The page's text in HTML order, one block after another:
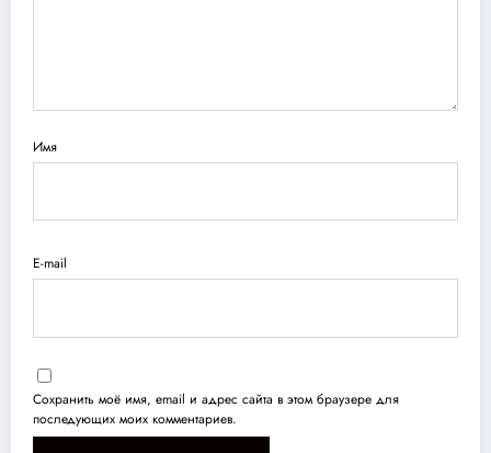
Имя
E-mail
Сохранить моё имя, email и адрес сайта в этом браузере для
последующих моих комментариев.